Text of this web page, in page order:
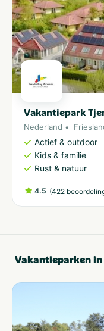
Vakantiepark
Nederland
Actief & outdoor
Kids & familie
Rust & natuur
4.5 (422
Vakantieparken in